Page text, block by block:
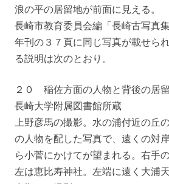
浪の平の居留地が前面に見える。
長崎市教育委員会編「長崎古写真
年刊の３７頁に同じ写真が載せら
る説明は次のとおり。
２０ 稲佐方面の人物と背後
長崎大学附属図書館所蔵
上野彦馬の撮影。水の浦付近の丘
の人物を配した写真で、遠くの対
ら小菅にかけてが望まれる。右手
左は恵比寿神社。左端に遠く大浦